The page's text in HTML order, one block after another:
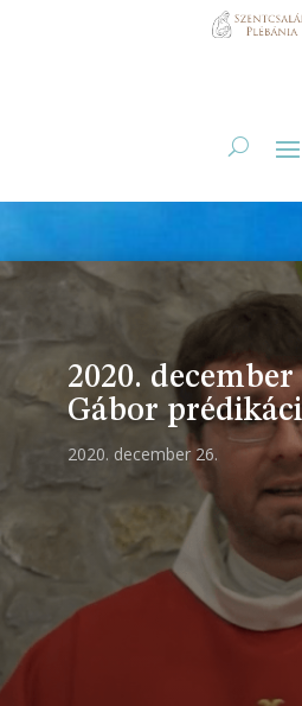
2020. december
Gábor
2020. december 26.